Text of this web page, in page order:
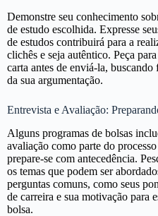
Demonstre seu conhecimento
de estudo escolhida. Expresse
de estudos contribuirá para a
clichês e seja autêntico. Peça
carta antes de enviá-la,
da sua argumentação.
Entrevista e Avaliação:
Alguns programas de bolsas
avaliação como parte do
prepare-se com antecedência.
os temas que podem ser
perguntas comuns, como seus
de carreira e sua motivação para
bolsa.